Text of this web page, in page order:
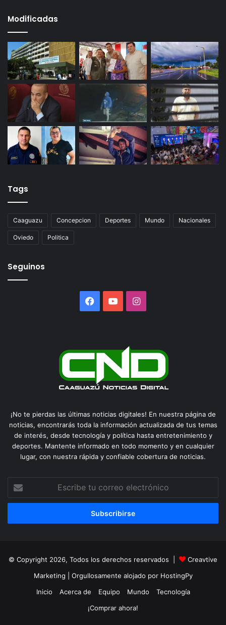
Modificadas
Tags
Caaguazu Concepcion Deportes Mundo Nacionales
Oviedo Politica
Seguinos
Facebook
YouTubeInstagram
¡No te pierdas las últimas noticias digitales! En nuestra página de
noticias, encontrarás toda la información actualizada de tus temas
de interés, desde tecnología y política hasta entretenimiento y
deportes. Mantente informado en todo momento y en cualquier
lugar, con nuestra rápida y confiable cobertura de noticias.
correo
© Copyright 2026, Todos los derechos reservados |
Creavtive
Marketing | Orgullosamente alojado por HostingPy
Inicio
Acerca de Equipo Mundo
Tecnología
¡Comprar ahora!